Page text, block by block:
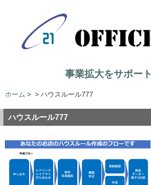
事業拡大をサポート
ホーム > > ハウスルール777
ハウスルール777